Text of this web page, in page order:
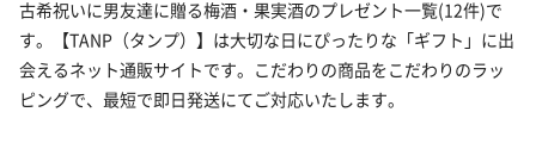
古希祝いに男友達に贈る梅酒・果実酒のプレゼント一覧(12件)で
す。【TANP（タンプ）】は大切な日にぴったりな「ギフト」に出
会えるネット通販サイトです。こだわりの商品をこだわりのラッ
ピングで、最短で即日発送にてご対応いたします。